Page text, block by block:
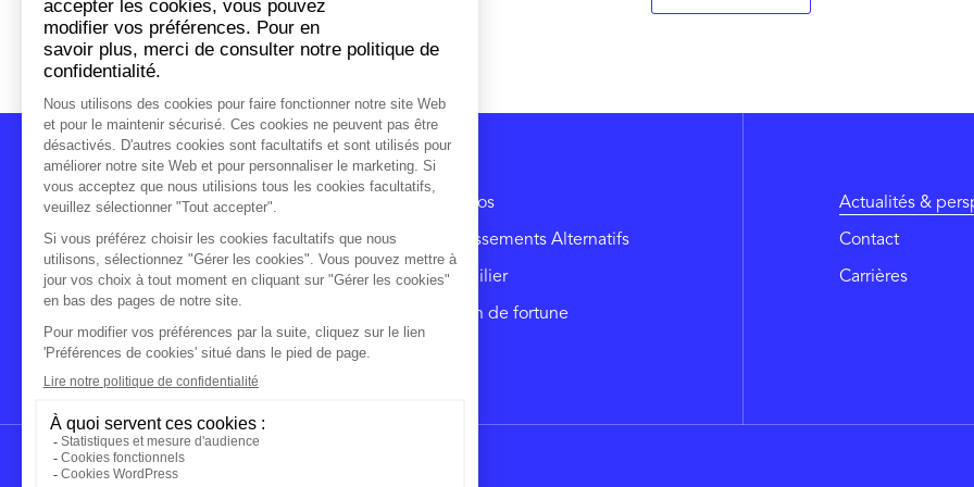
À propos
Investissements Alternatifs
Immobilier
Gestion de fortune
Actualités &
Contact
Carrières